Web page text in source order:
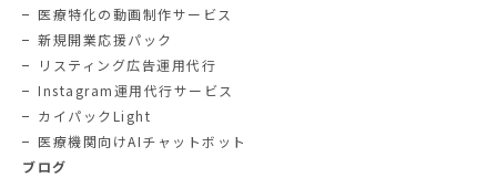
医療特化の動画制作サービス
新規開業応援パック
リスティング広告運用代行
Instagram運用代行サービス
カイパックLight
医療機関向けAIチャットボット
ブログ